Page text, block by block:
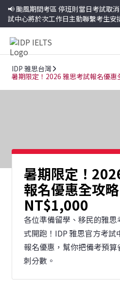
📢 颱風期間考區 停班則當日考試取消
試中心將於次工作日主動聯繫考生安
IDP 雅思台灣
暑期限定！2026 雅思考試報名優
暑期限定！
報名優惠全攻
NT$1,000
各位準備留學、移民的雅
式開跑！IDP 雅思官方考
報名優惠，幫你把備考預
刺分數。